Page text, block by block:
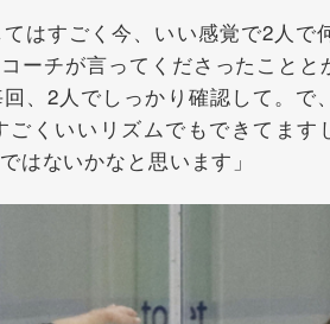
はすごく今、いい感覚で2人で
ーチが言ってくださったこと
、2人でしっかり確認して。で
くいいリズムでもできてま
はないかなと思います」